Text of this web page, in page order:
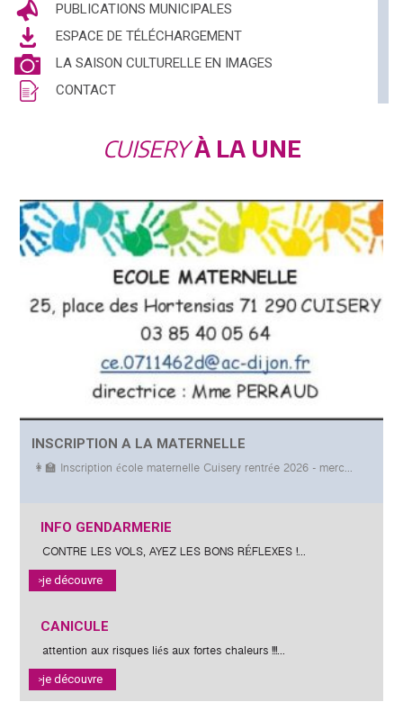
PUBLICATIONS MUNICIPALES
ESPACE DE TÉLÉCHARGEMENT
LA SAISON CULTURELLE EN IMAGES
CONTACT
CUISERYÀ LA UNE
POSTED
INSCRIPTION A LA MATERNELLE
👩‍🏫 Inscription école maternelle Cuisery rentrée 2026 - merc...
POSTED
ON
INFO GENDARMERIE
CONTRE LES VOLS, AYEZ LES BONS RÉFLEXES !...
je découvre
POSTED
CANICULE
attention aux risques liés aux fortes chaleurs !!!...
je découvre